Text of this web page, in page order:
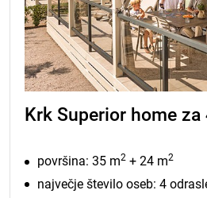
Krk Superior home za
površina: 35 m2 + 24 m2
največje število oseb: 4